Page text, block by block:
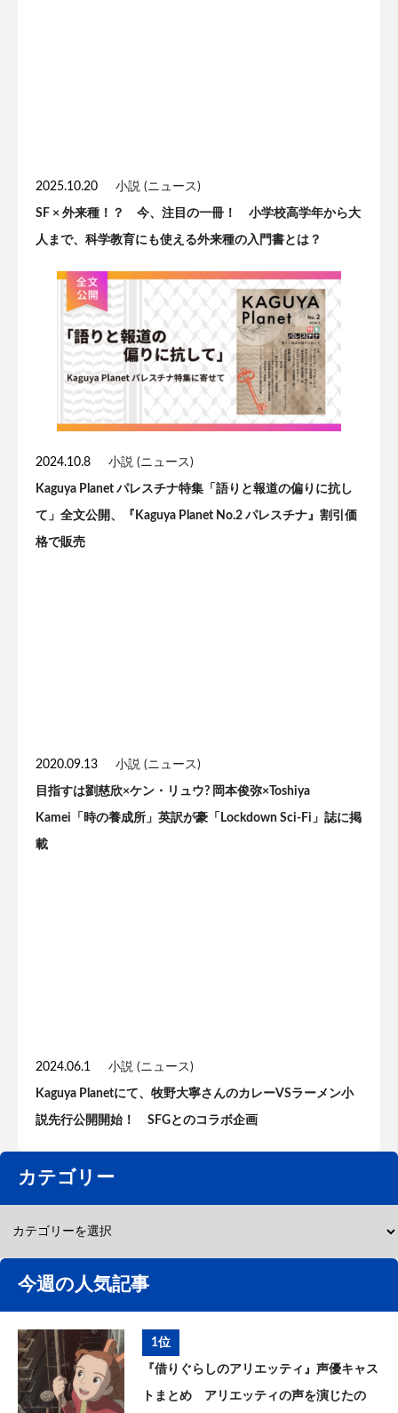
2025.10.20 小説 (ニュース)
SF × 外来種！？ 今、注目の一冊！ 小学校高学年から大
人まで、科学教育にも使える外来種の入門書とは？
2024.10.8 小説 (ニュース)
Kaguya Planet パレスチナ特集「語りと報道の偏りに抗し
て」全文公開、『Kaguya Planet No.2 パレスチナ』割引価
格で販売
2020.09.13 小説 (ニュース)
目指すは劉慈欣×ケン・リュウ? 岡本俊弥×Toshiya
Kamei「時の養成所」英訳が豪「Lockdown Sci-Fi」誌に掲
載
2024.06.1 小説 (ニュース)
Kaguya Planetにて、牧野大寧さんのカレーVSラーメン小
説先行公開開始！ SFGとのコラボ企画
カテゴリー
今週の人気記事
1位
『借りぐらしのアリエッティ』声優キャス
トまとめ アリエッティの声を演じたの